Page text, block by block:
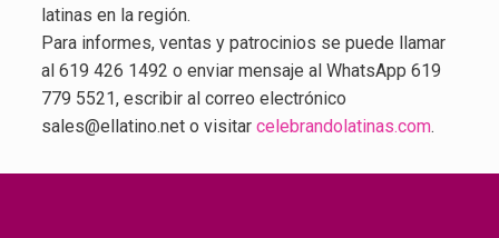
latinas en la región.
Para informes, ventas y patrocinios se puede llamar
al 619 426 1492 o enviar mensaje al WhatsApp 619
779 5521, escribir al correo electrónico
sales@ellatino.net o visitarcelebrandolatinas.com.